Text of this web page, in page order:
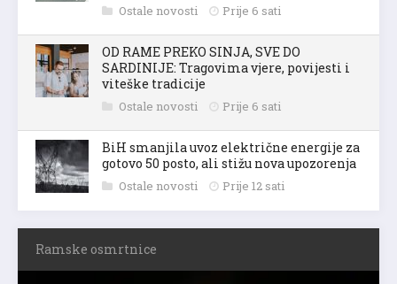
Ostale novosti Prije 6 sati
OD RAME PREKO SINJA, SVE DO
SARDINIJE: Tragovima vjere, povijesti i
viteške tradicije
Ostale novosti Prije 6 sati
BiH smanjila uvoz električne energije za
gotovo 50 posto, ali stižu nova upozorenja
Ostale novosti Prije 12 sati
Ramske osmrtnice